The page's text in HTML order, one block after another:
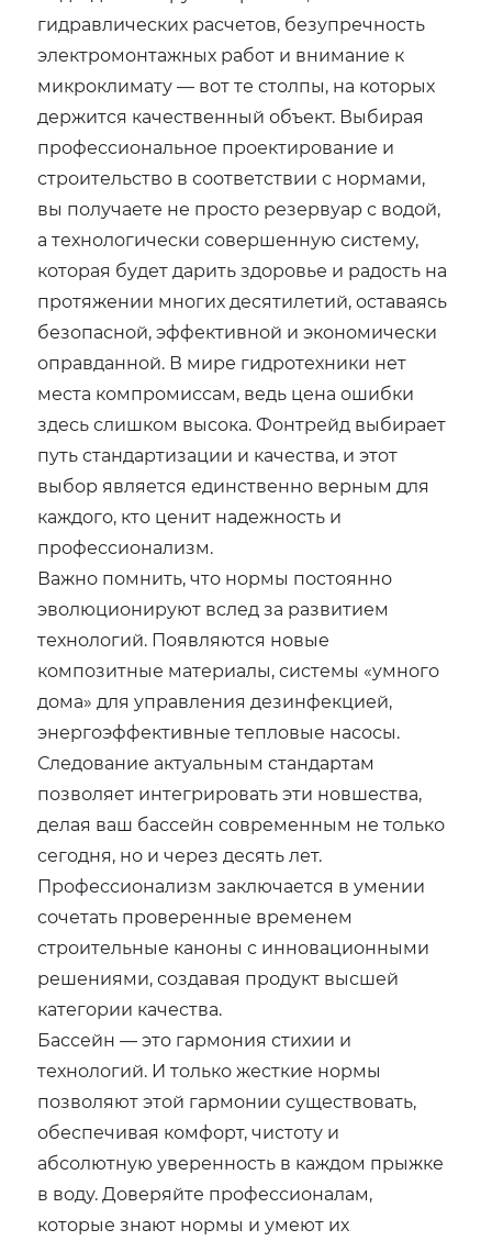
гидравлических расчетов, безупречность
электромонтажных работ и внимание к
микроклимату — вот те столпы, на которых
держится качественный объект. Выбирая
профессиональное проектирование и
строительство в соответствии с нормами,
вы получаете не просто резервуар с водой,
а технологически совершенную систему,
которая будет дарить здоровье и радость на
протяжении многих десятилетий, оставаясь
безопасной, эффективной и экономически
оправданной. В мире гидротехники нет
места компромиссам, ведь цена ошибки
здесь слишком высока. Фонтрейд выбирает
путь стандартизации и качества, и этот
выбор является единственно верным для
каждого, кто ценит надежность и
профессионализм.
Важно помнить, что нормы постоянно
эволюционируют вслед за развитием
технологий. Появляются новые
композитные материалы, системы «умного
дома» для управления дезинфекцией,
энергоэффективные тепловые насосы.
Следование актуальным стандартам
позволяет интегрировать эти новшества,
делая ваш бассейн современным не только
сегодня, но и через десять лет.
Профессионализм заключается в умении
сочетать проверенные временем
строительные каноны с инновационными
решениями, создавая продукт высшей
категории качества.
Бассейн — это гармония стихии и
технологий. И только жесткие нормы
позволяют этой гармонии существовать,
обеспечивая комфорт, чистоту и
абсолютную уверенность в каждом прыжке
в воду. Доверяйте профессионалам,
которые знают нормы и умеют их